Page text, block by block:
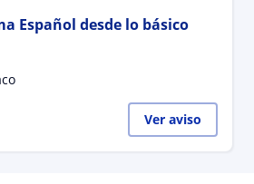
Español desde lo básico
Ver aviso